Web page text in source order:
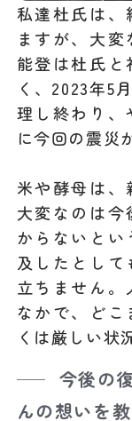
私達杜氏は、
ますが、大
能登は杜氏と
く、2023年5
理し終わり、
に今回の震災
米や酵母は、
大変なのは
からないと
及したとして
立ちません
なかで、どこ
くは厳しい状
今後の
んの想いを